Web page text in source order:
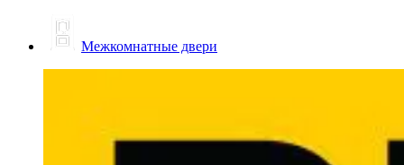
Межкомнатные двери